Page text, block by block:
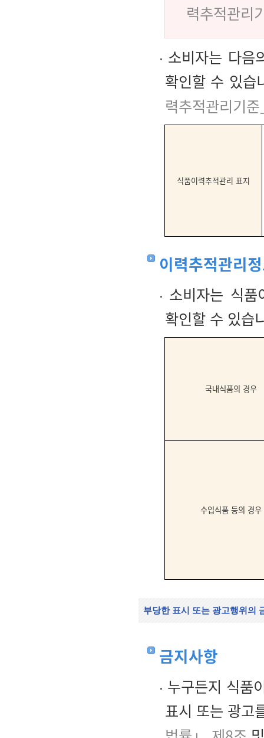
력추적관리
소비자는 다음
확인할 수 있습
력추적관리기
식품이력추적관리 표지
이력추적관리
소비자는 식품
확인할 수 있습
국내식품의 경우
수입식품 등의 경우
부당한 표시 또는 광고행위의
금지사항
누구든지 식품
표시 또는 광고